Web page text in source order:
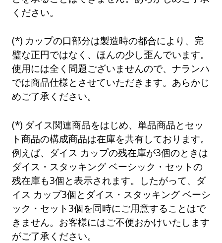
ください。
カップの口部分は製造時の都合により、完
璧な正円ではなく、ほんの少し歪んでいます。
使用には全く問題ございませんので、ナランハ
では商品仕様とさせていただきます。あらかじ
めご了承ください。
ダイス関連商品をはじめ、単品商品とセッ
ト商品の構成商品は在庫を共有しております。
例えば、ダイス カップの残在庫が3個のときは
ダイス・スタッキング ベーシック・セットの
残在庫も3個と表示されます。したがって、ダ
イス カップ3個とダイス・スタッキング ベーシ
ック・セット3個を同時にご用意することはで
きません。お客様にはご不便おかけいたします
がご了承ください。